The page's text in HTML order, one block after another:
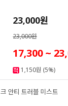
23,000원
23,000원
17,300 ~
1,150원 (5%)
안티 트러블 미스트